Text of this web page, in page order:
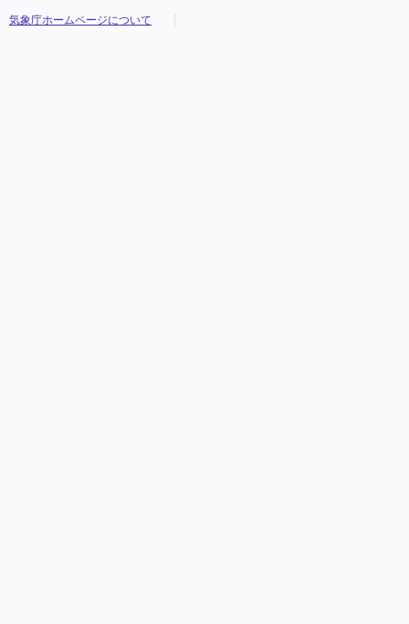
気象庁ホームページについて